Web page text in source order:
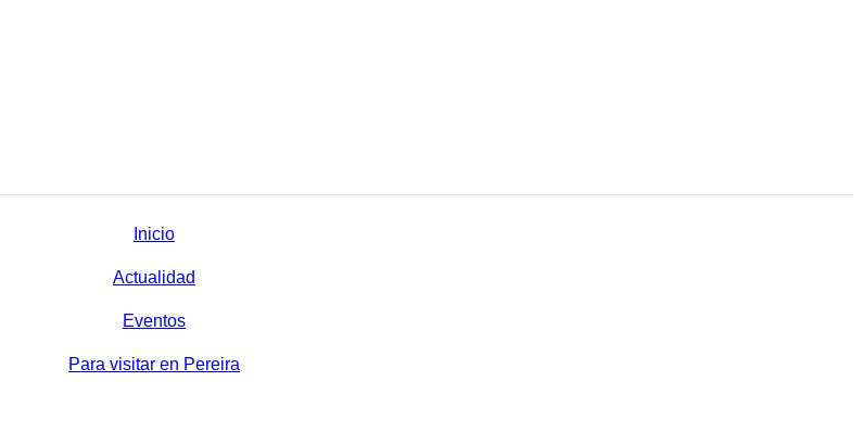
Inicio
Actualidad
Eventos
Para visitar en Pereira